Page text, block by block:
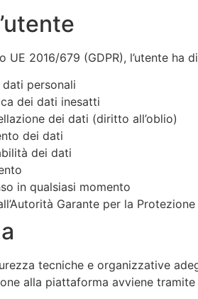
UE 2016/679 (GDPR), l’utente ha
personali
dei dati inesatti
dei dati (diritto all’oblio)
dei dati
dei dati
in qualsiasi momento
Garante per la
tecniche e organizzative
alla piattaforma avviene